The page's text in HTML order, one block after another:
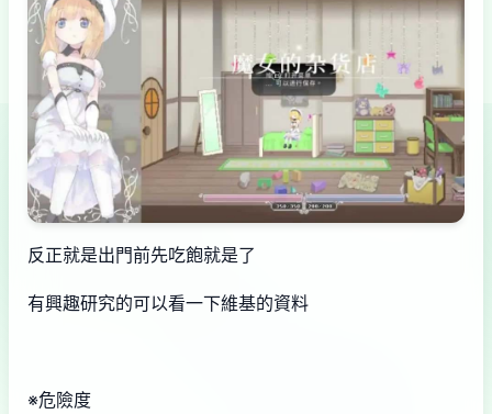
反正就是出門前先吃飽就是了
有興趣研究的可以看一下維基的資料
※危險度